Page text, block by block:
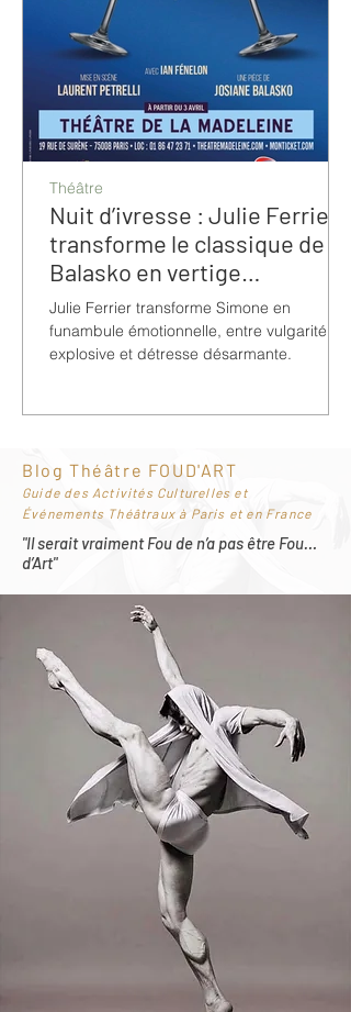
Nuit d’ivresse : Julie Ferrier
transforme le classique de
Balasko en vertige
bouleversant
Julie Ferrier transforme Simone en
funambule émotionnelle, entre vulgarité
explosive et détresse désarmante.
Théâtre
Blog Théâtre FOUD'ART
Guide des Activités Culturelles et
Événements Théâtraux à Paris et en France
"Il serait vraiment Fou de n’a pas être Fou…
d’Art"